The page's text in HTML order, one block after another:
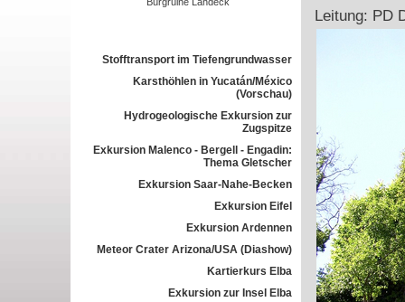
Stofftransport im Tiefengrundwasser
Karsthöhlen in Yucatán/México
(Vorschau)
Hydrogeologische Exkursion zur
Zugspitze
Exkursion Malenco - Bergell - Engadin:
Thema Gletscher
Exkursion Saar-Nahe-Becken
Exkursion Eifel
Exkursion Ardennen
Meteor Crater Arizona/USA (Diashow)
Kartierkurs Elba
Exkursion zur Insel Elba
Leitung: PD